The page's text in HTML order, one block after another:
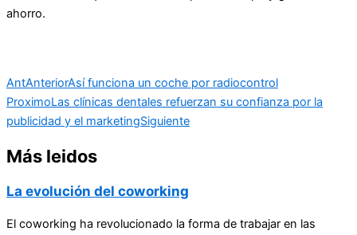
ahorro.
AntAnteriorAsí funciona un coche por radiocontrol
ProximoLas clínicas dentales refuerzan su confianza por la
publicidad y el marketingSiguiente
Más leidos
La evolución del coworking
El coworking ha revolucionado la forma de trabajar en las